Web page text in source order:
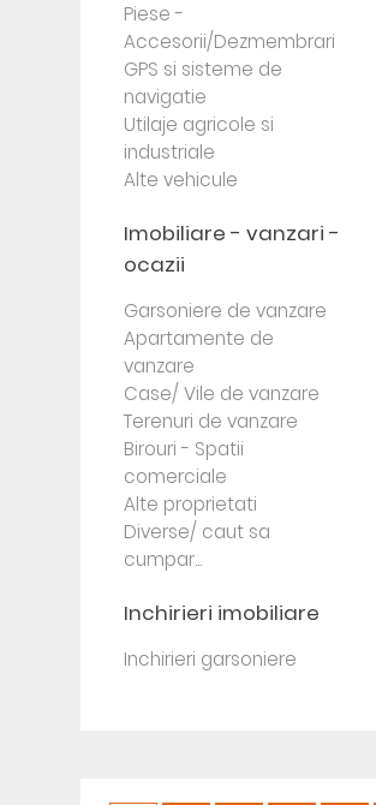
Piese -
Accesorii/Dezmembrari
GPS si sisteme de
navigatie
Utilaje agricole si
industriale
Alte vehicule
Imobiliare - vanzari -
ocazii
Garsoniere de vanzare
Apartamente de
vanzare
Case/ Vile de vanzare
Terenuri de vanzare
Birouri - Spatii
comerciale
Alte proprietati
Diverse/ caut sa
cumpar...
Inchirieri imobiliare
Inchirieri garsoniere